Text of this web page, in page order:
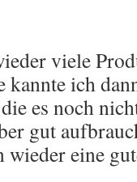
viele
kannte ich
es noch
gut
wieder eine